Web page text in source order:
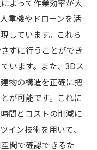
効率性
すプロジェクト効
技術的要素
効率化のポイント
ための技術革新
させる理由
よって作業効率が大
重機やドローンを活
しています。これら
ずに行うことができ
います。また、3Dス
物の構造を正確に把
が可能です。これに
間とコストの削減に
イン技術を用いて、
間で確認できるた